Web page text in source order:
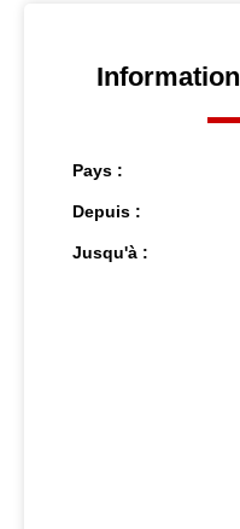
Pays :
Depuis :
Jusqu'à :